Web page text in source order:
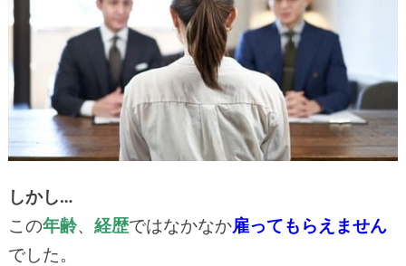
しかし…
この年齢、 経歴ではなかなか雇ってもらえません
でした。